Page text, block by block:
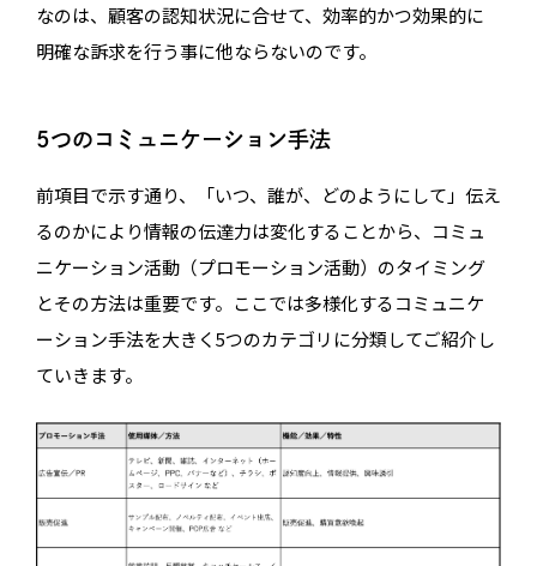
なのは、顧客の認知状況に合せて、効率的かつ効果的に
明確な訴求を行う事に他ならないのです。
5つのコミュニケーション手法
前項目で示す通り、「いつ、誰が、どのようにして」伝え
るのかにより情報の伝達力は変化することから、コミュ
ニケーション活動（プロモーション活動）のタイミング
とその方法は重要です。ここでは多様化するコミュニケ
ーション手法を大きく5つのカテゴリに分類してご紹介し
ていきます。